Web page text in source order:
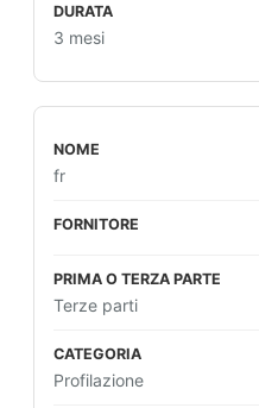
3 mesi
fr
Terze parti
Profilazione